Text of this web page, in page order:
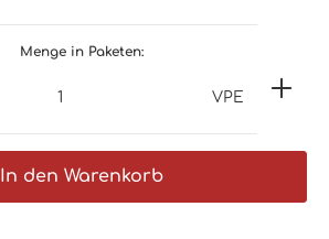
Menge in Paketen:
VPE
In den Warenkorb